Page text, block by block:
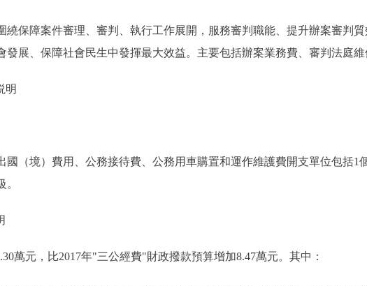
保障案件審理、審判、執行工作展開，服務審判職能、提升辦案審判質
展、保障社會民生中發揮最大效益。主要包括辦案業務費、審判法庭維
明
境）費用、公務接待費、公務用車購置和運作維護費開支單位包括1
元，比2017年"三公經費"財政撥款預算增加8.47萬元。其中：